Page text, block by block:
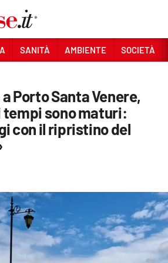
SANITÀ AMBIENTE SOCIETÀ
Porto Santa Venere,
tempi sono maturi:
con il ripristino del